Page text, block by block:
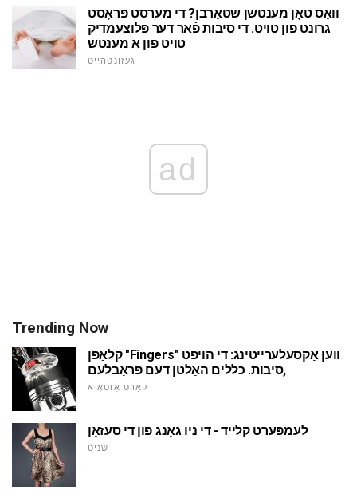
וואָס טאָן מענטשן שטאַרבן? די מערסט פּראָסט
גרונט פון טויט. די סיבות פֿאַר דער פּלוצעמדיק
טויט פון אַ מענטש
געזונטהייַט
ad
Trending Now
קלאַפּן "Fingers" ווען אַקסעלערייטינג: די הויפּט
סיבות. כּללים האַלטן דעם פּראָבלעם,
קאַרס אַוטאָ א
לעמפּערט קלייד - די ניו גאַנג פון די סעזאָן
שניט